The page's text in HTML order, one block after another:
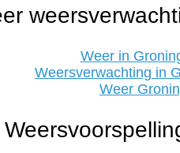
Weer in
Weersverwachting in
Weer